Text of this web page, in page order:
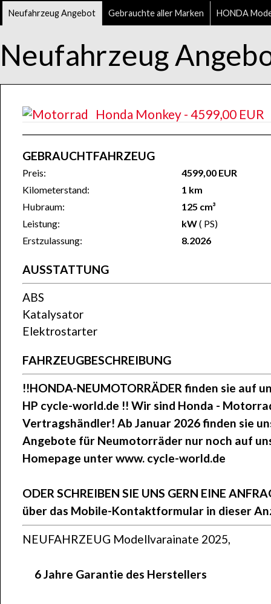
Neufahrzeug Angebot Gebrauchte aller Marken HONDA
Neufahrzeug
Honda Monkey - 4599,00 EUR
GEBRAUCHTFAHRZEUG
Preis:
4599,00 EUR
Kilometerstand:
1 km
Hubraum:
125 cm³
Leistung:
kW( PS)
Erstzulassung:
8.2026
AUSSTATTUNG
ABS
Katalysator
Elektrostarter
FAHRZEUGBESCHREIBUNG
!!HONDA-NEUMOTORRÄDER finden sie auf
HP cycle-world.de !! Wir sind Honda -
Vertragshändler! Ab Januar 2026 finden sie
Angebote für Neumotorräder nur noch auf
Homepage unter www. cycle-world.de
ODER SCHREIBEN SIE UNS GERN EINE
über das Mobile-Kontaktformular in dieser
NEUFAHRZEUG Modellvarainate 2025,
6 Jahre Garantie des Herstellers